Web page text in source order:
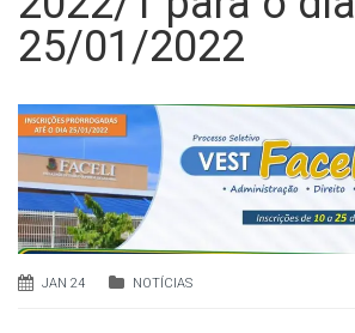
25/01/2022
JAN 24 NOTÍCIAS